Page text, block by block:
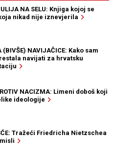
NA SELU: Knjiga kojoj se
nikad nije iznevjerila
(BIVŠE) NAVIJAČICE: Kako sam
navijati za hrvatsku
NACIZMA: Limeni doboš koji
ideologije
Tražeći Friedricha Nietzschea